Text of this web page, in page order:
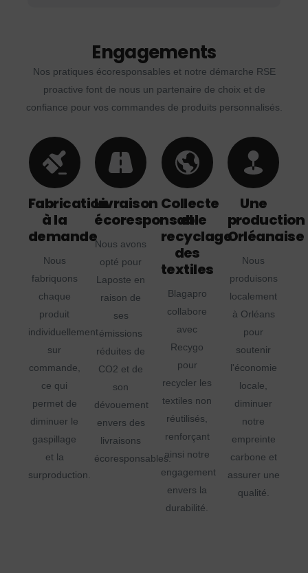
Engagements
Nos pratiques écoresponsables et notre démarche RSE
proactive font de nous un partenaire de choix et de
confiance pour vos commandes de produits personnalisés.
Fabrication
à la
demande
Nous
fabriquons
chaque
produit
individuellement
sur
commande,
ce qui
permet de
diminuer le
gaspillage
et la
surproduction.
Livraison
écoresponsable
Nous avons
opté pour
Laposte en
raison de
ses
émissions
réduites de
CO2 et de
son
dévouement
envers des
livraisons
écoresponsables.
Collecte
et
recyclage
des
textiles
Blagapro
collabore
avec
Recygo
pour
recycler les
textiles non
réutilisés,
renforçant
ainsi notre
engagement
envers la
durabilité.
Une
production
Orléanaise
Nous
produisons
localement
à Orléans
pour
soutenir
l'économie
locale,
diminuer
notre
empreinte
carbone et
assurer une
qualité.